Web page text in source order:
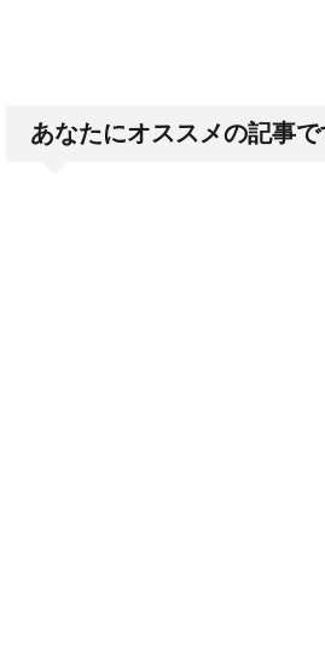
あなたにオススメの記事で